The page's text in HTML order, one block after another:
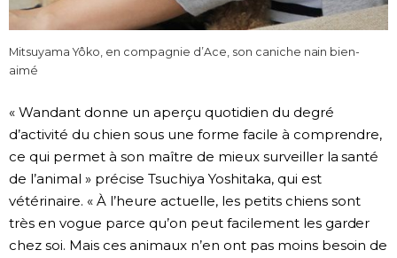
Mitsuyama Yôko, en compagnie d’Ace, son caniche nain bien-
aimé
« Wandant donne un aperçu quotidien du degré
d’activité du chien sous une forme facile à comprendre,
ce qui permet à son maître de mieux surveiller la santé
de l’animal » précise Tsuchiya Yoshitaka, qui est
vétérinaire. « À l’heure actuelle, les petits chiens sont
très en vogue parce qu’on peut facilement les garder
chez soi. Mais ces animaux n’en ont pas moins besoin de